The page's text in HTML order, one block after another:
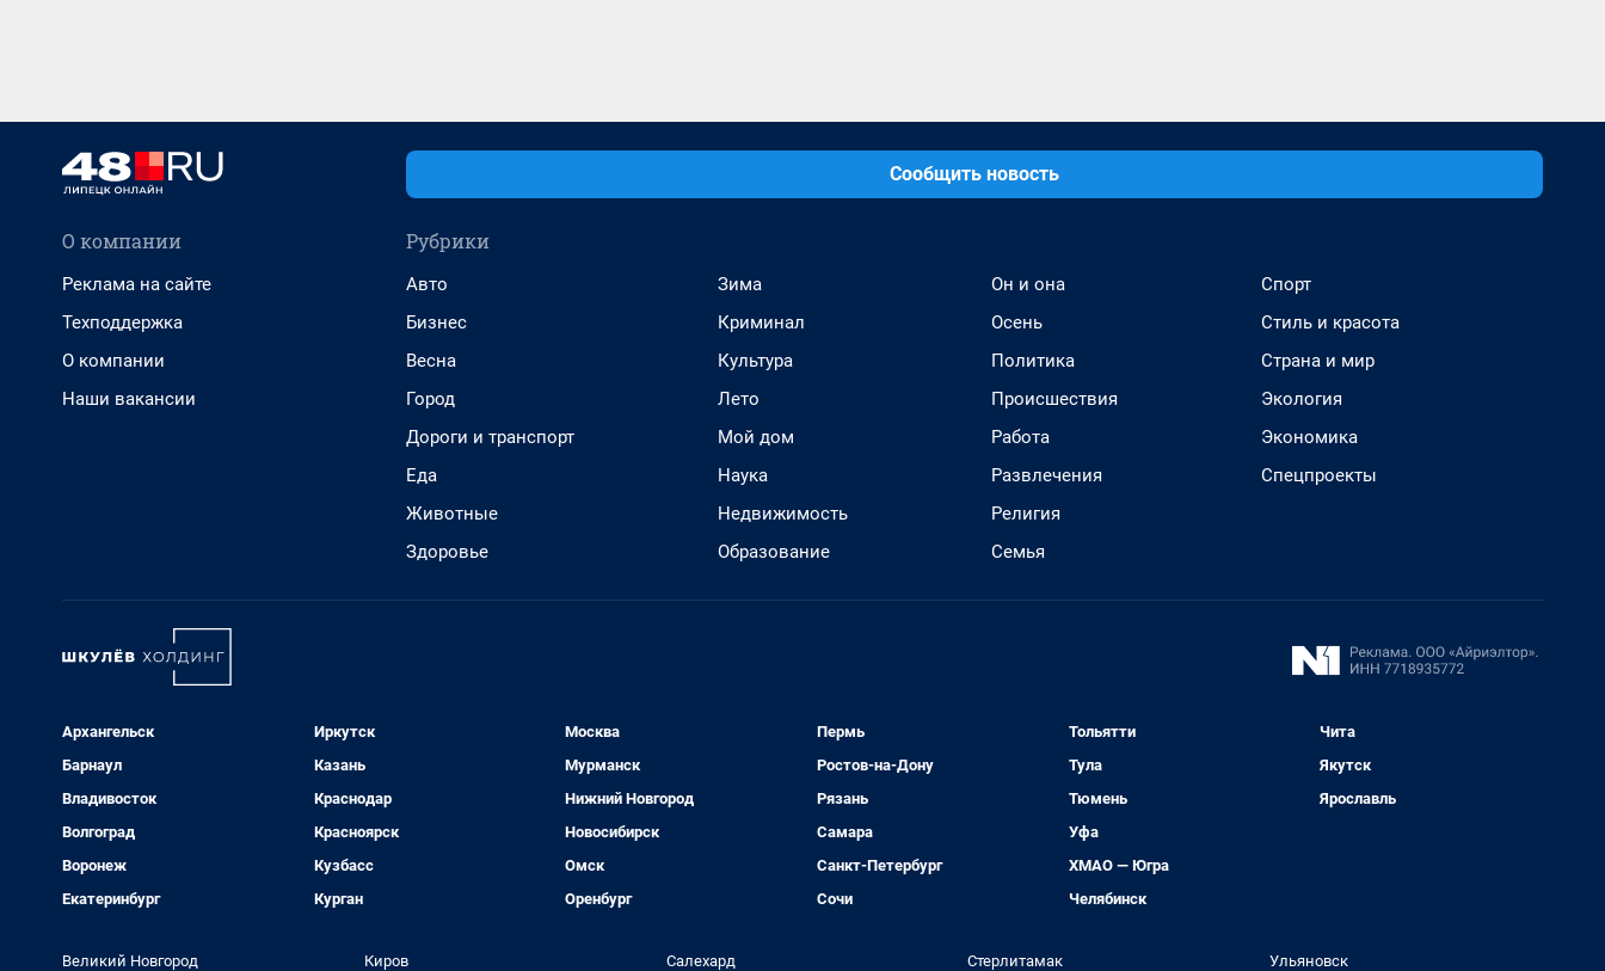
Сообщить новость
О компании
Реклама на сайте
Техподдержка
О компании
Наши вакансии
Рубрики
Авто
Бизнес
Весна
Город
Дороги и транспорт
Еда
Животные
Здоровье
Зима
Криминал
Культура
Лето
Мой дом
Наука
Недвижимость
Образование
Он и она
Осень
Политика
Происшествия
Работа
Развлечения
Религия
Семья
Спорт
Стиль и красота
Страна и мир
Экология
Экономика
Спецпроекты
Архангельск
Барнаул
Владивосток
Волгоград
Воронеж
Екатеринбург
Иркутск
Казань
Краснодар
Красноярск
Кузбасс
Курган
Москва
Мурманск
Нижний Новгород
Новосибирск
Омск
Оренбург
Пермь
Ростов-на-Дону
Рязань
Самара
Санкт-Петербург
Сочи
Тольятти
Тула
Тюмень
Уфа
ХМАО — Югра
Челябинск
Чита
Якутск
Ярославль
Великий Новгород Киров Салехард Стерлитамак Ульяновск